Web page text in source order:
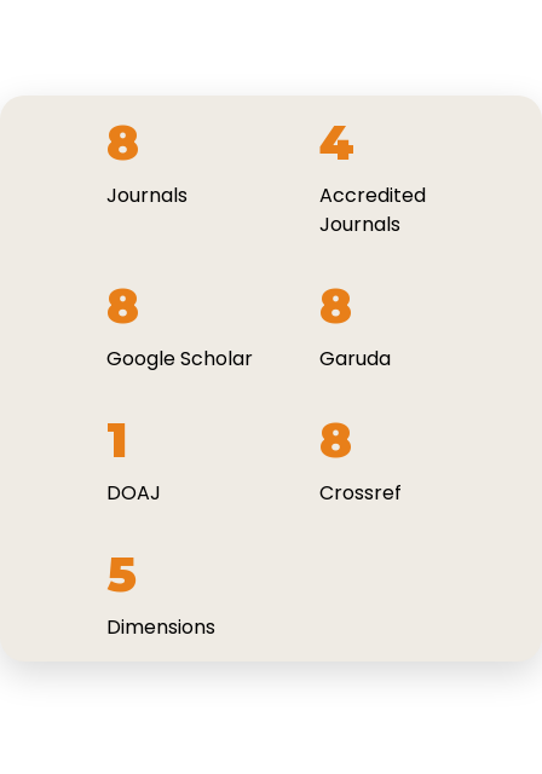
8
Journals
4
Accredited
Journals
8
Google Scholar
8
Garuda
1
DOAJ
8
Crossref
5
Dimensions